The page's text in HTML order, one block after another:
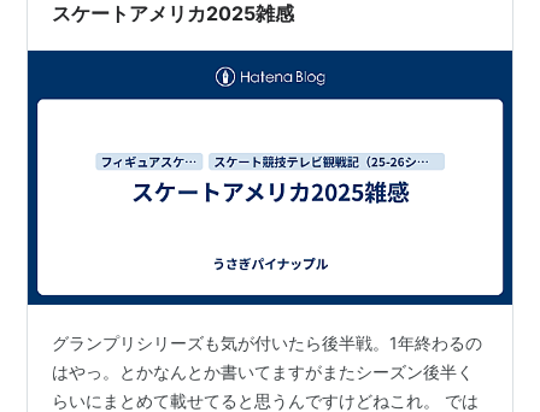
スケートアメリカ2025雑感
グランプリシリーズも気が付いたら後半戦。1年終わるの
はやっ。とかなんとか書いてますがまたシーズン後半く
らいにまとめて載せてると思うんですけどねこれ。 では